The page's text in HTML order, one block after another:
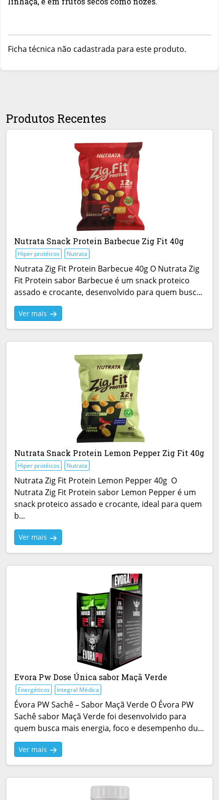
Ficha técnica não cadastrada para este produto.
Produtos Recentes
Nutrata Snack Protein Barbecue Zig Fit 40g
Hiper protéicos Nutrata
Nutrata Zig Fit Protein Barbecue 40g O Nutrata Zig
Fit Protein sabor Barbecue é um snack proteico
assado e crocante, desenvolvido para quem busc...
Ver mais
Nutrata Snack Protein Lemon Pepper Zig Fit 40g
Hiper protéicos Nutrata
Nutrata Zig Fit Protein Lemon Pepper 40g O
Nutrata Zig Fit Protein sabor Lemon Pepper é um
snack proteico assado e crocante, ideal para quem
b...
Ver mais
Evora Pw Dose Única sabor Maçã Verde
Energéticos Integral Médica
Évora PW Sachê – Sabor Maçã Verde O Évora PW
Sachê sabor Maçã Verde foi desenvolvido para
quem busca mais energia, foco e desempenho du...
Ver mais